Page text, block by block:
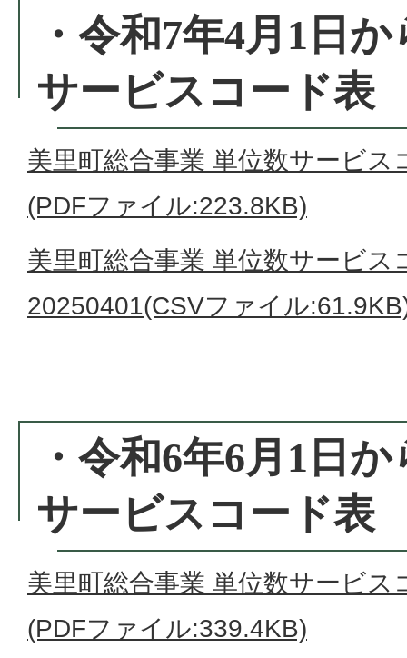
・令和7年4月1日
サービスコード表
美里町総合事業 単位数サービス
(PDFファイル:223.8KB)
美里町総合事業 単位数サービス
20250401(CSVファイル
・令和6年6月1日
サービスコード表
美里町総合事業 単位数サービス
(PDFファイル:339.4KB)